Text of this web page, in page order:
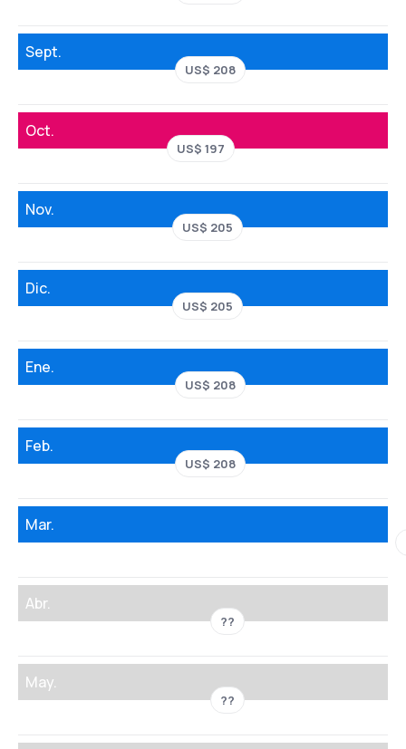
Sept.
US$ 208
Oct.
US$ 197
Nov.
US$ 205
Dic.
US$ 205
Ene.
US$ 208
Feb.
US$ 208
Mar.
Abr.
??
May.
??